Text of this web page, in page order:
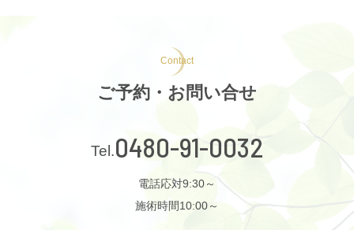
Contact
ご予約・お問い合せ
0480-91-0032
電話応対9:30～
施術時間10:00～